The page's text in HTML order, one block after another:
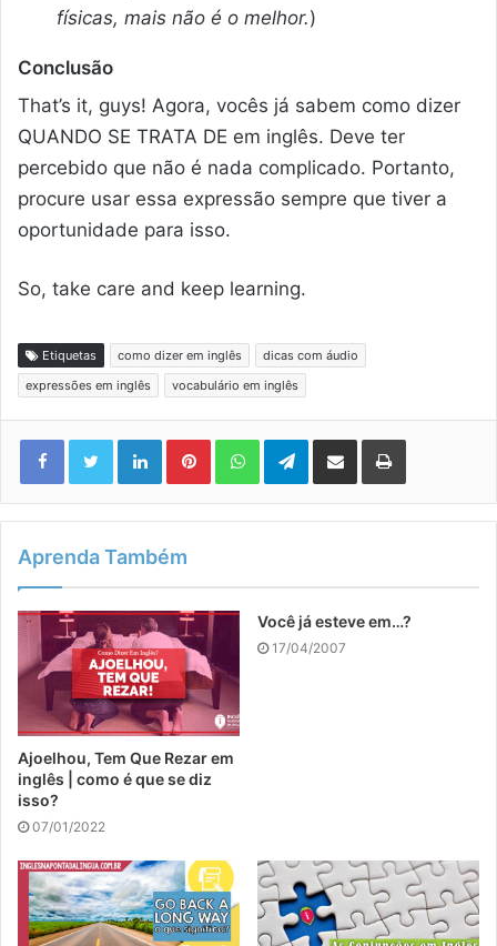
físicas, mais não é o melhor.)
Conclusão
That’s it, guys! Agora, vocês já sabem como dizer
QUANDO SE TRATA DE em inglês. Deve ter
percebido que não é nada complicado. Portanto,
procure usar essa expressão sempre que tiver a
oportunidade para isso.
So, take care and keep learning.
Etiquetas como dizer em inglês
dicas com áudio
expressões em inglês
vocabulário em inglês
LinkedinPinterestWhatsAppTelegram
Compartilhar via e-mail Imprimir
Aprenda Também
Ajoelhou, Tem Que Rezar em
inglês | como é que se diz
isso?
07/01/2022
Você já esteve em…?
17/04/2007